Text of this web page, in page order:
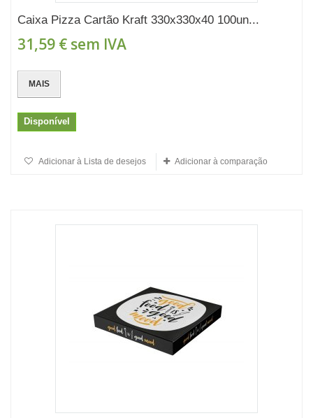
Caixa Pizza Cartão Kraft 330x330x40 100un...
31,59 € sem IVA
MAIS
Disponível
Adicionar à Lista de desejos Adicionar à comparação